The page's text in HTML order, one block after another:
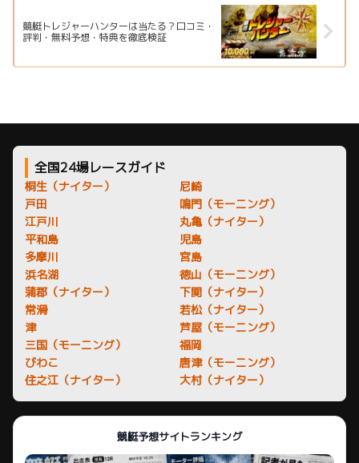
競艇トレジャーハンターは当たる？口コミ・
評判・無料予想・特典を徹底検証
全国24場レースガイド
桐生（ナイター）
戸田
江戸川
平和島
多摩川
浜名湖
蒲郡（ナイター）
常滑
津
三国（モーニング）
びわこ
住之江（ナイター）
尼崎
鳴門（モーニング）
丸亀（ナイター）
児島
宮島
徳山（モーニング）
下関（ナイター）
若松（ナイター）
芦屋（モーニング）
福岡
唐津（モーニング）
大村（ナイター）
競艇予想サイトランキング